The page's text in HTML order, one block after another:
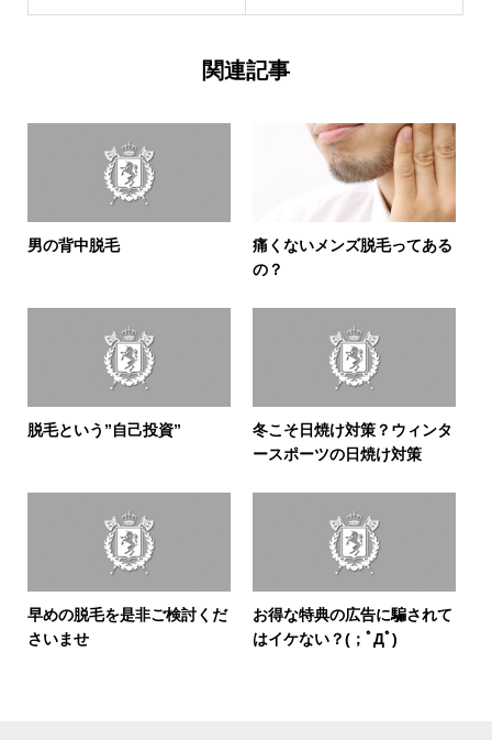
関連記事
男の背中脱毛
痛くないメンズ脱毛ってある
の？
脱毛という”自己投資”
冬こそ日焼け対策？ウィンタ
ースポーツの日焼け対策
早めの脱毛を是非ご検討くだ
さいませ
お得な特典の広告に騙されて
はイケない？(；ﾟДﾟ)